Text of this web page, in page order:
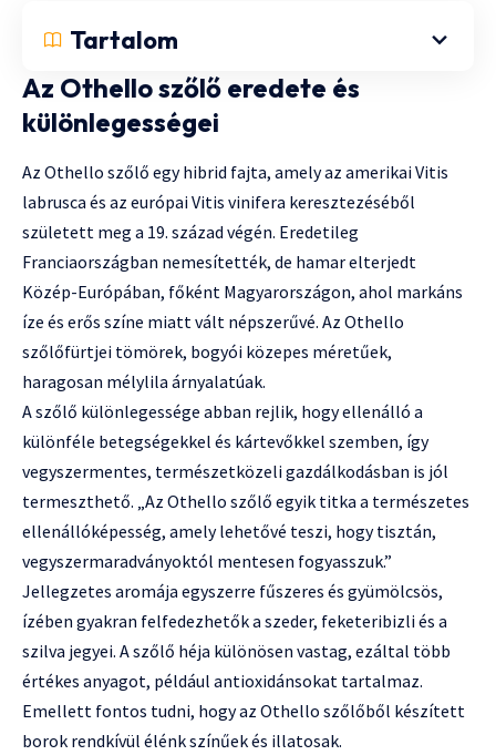
Tartalom
Az Othello szőlő eredete és
különlegességei
Az Othello szőlő egy hibrid fajta, amely az amerikai Vitis
labrusca és az európai Vitis vinifera keresztezéséből
született meg a 19. század végén. Eredetileg
Franciaországban nemesítették, de hamar elterjedt
Közép-Európában, főként Magyarországon, ahol markáns
íze és erős színe miatt vált népszerűvé. Az Othello
szőlőfürtjei tömörek, bogyói közepes méretűek,
haragosan mélylila árnyalatúak.
A szőlő különlegessége abban rejlik, hogy ellenálló a
különféle betegségekkel és kártevőkkel szemben, így
vegyszermentes, természetközeli gazdálkodásban is jól
termeszthető. „Az Othello szőlő egyik titka a természetes
ellenállóképesség, amely lehetővé teszi, hogy tisztán,
vegyszermaradványoktól mentesen fogyasszuk.”
Jellegzetes aromája egyszerre fűszeres és gyümölcsös,
ízében gyakran felfedezhetők a szeder, feketeribizli és a
szilva jegyei. A szőlő héja különösen vastag, ezáltal több
értékes anyagot, például antioxidánsokat tartalmaz.
Emellett fontos tudni, hogy az Othello szőlőből készített
borok rendkívül élénk színűek és illatosak.